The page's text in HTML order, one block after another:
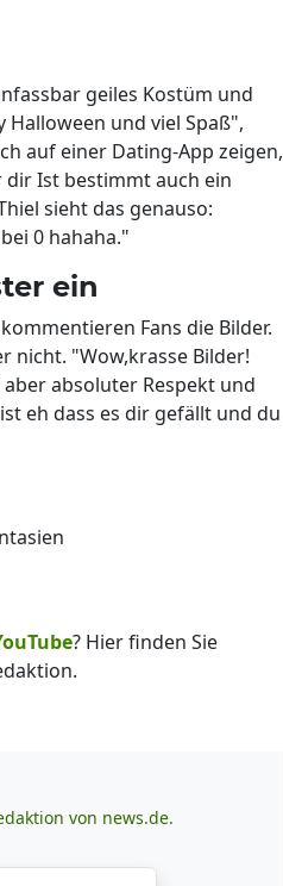
geiles Kostüm und
Halloween und viel Spaß",
auf einer Dating-App zeigen,
dir Ist bestimmt auch ein
sieht das genauso:
0 hahaha."
ein
Fans die Bilder.
nicht. "Wow,krasse Bilder!
absoluter Respekt und
eh dass es dir gefällt und du
? Hier finden Sie
von news.de.